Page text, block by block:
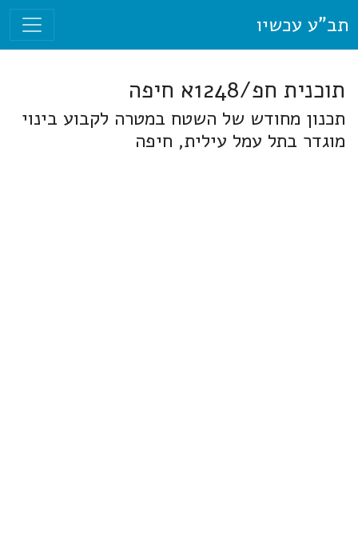
תב"ע עכשיו
תוכנית חפ/1248א חיפה
תכנון מחודש של השטח במטרה לקבוע בינוי
מוגדר בתל עמל עילית, חיפה